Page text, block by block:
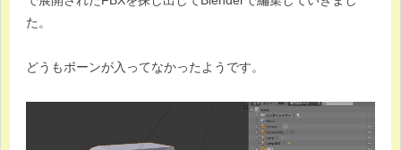
た。
どうもボーンが入ってなかったようです。